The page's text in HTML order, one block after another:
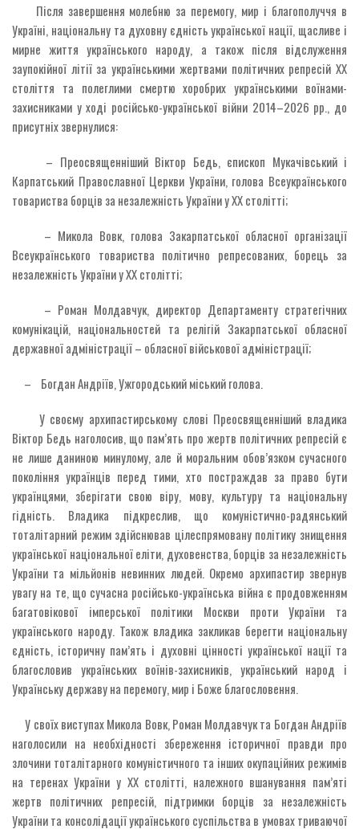
Після завершення молебню за перемогу, мир і благополуччя в
Україні, національну та духовну єдність української нації, щасливе і
мирне життя українського народу, а також після відслуження
заупокійної літії за українськими жертвами політичних репресій ХХ
століття та полеглими смертю хоробрих українськими воїнами-
захисниками у ході російсько-української війни 2014–2026 рр., до
присутніх звернулися:
– Преосвященніший Віктор Бедь, єпископ Мукачівський і
Карпатський Православної Церкви України, голова Всеукраїнського
товариства борців за незалежність України у ХХ столітті;
– Микола Вовк, голова Закарпатської обласної організації
Всеукраїнського товариства політично репресованих, борець за
незалежність України у ХХ столітті;
– Роман Молдавчук, директор Департаменту стратегічних
комунікацій, національностей та релігій Закарпатської обласної
державної адміністрації – обласної військової адміністрації;
– Богдан Андріїв, Ужгородський міський голова.
У своєму архипастирському слові Преосвященніший владика
Віктор Бедь наголосив, що пам’ять про жертв політичних репресій є
не лише даниною минулому, але й моральним обов’язком сучасного
покоління українців перед тими, хто постраждав за право бути
українцями, зберігати свою віру, мову, культуру та національну
гідність. Владика підкреслив, що комуністично-радянський
тоталітарний режим здійснював цілеспрямовану політику знищення
української національної еліти, духовенства, борців за незалежність
України та мільйонів невинних людей. Окремо архипастир звернув
увагу на те, що сучасна російсько-українська війна є продовженням
багатовікової імперської політики Москви проти України та
українського народу. Також владика закликав берегти національну
єдність, історичну пам’ять і духовні цінності української нації та
благословив українських воїнів-захисників, український народ і
Українську державу на перемогу, мир і Боже благословення.
У своїх виступах Микола Вовк, Роман Молдавчук та Богдан Андріїв
наголосили на необхідності збереження історичної правди про
злочини тоталітарного комуністичного та інших окупаційних режимів
на теренах України у ХХ столітті, належного вшанування пам’яті
жертв політичних репресій, підтримки борців за незалежність
України та консолідації українського суспільства в умовах триваючої